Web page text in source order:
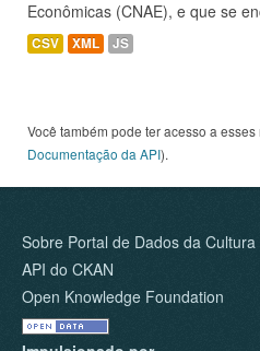
Econômicas (CNAE), e que se
CSV XML JS
Você também pode ter acesso a
Documentação da API).
Sobre Portal de Dados da Cultura
API do CKAN
Open Knowledge Foundation